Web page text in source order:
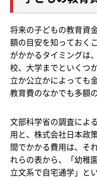
将来の子どもの教育資
額の目安を知っておく
がかかるタイミングは
校、大学までといくつ
立か公立かによっても
教育費のなかでも多額
文部科学省の調査によ
用と、株式会社日本政
間でかかる費用は、そ
れらの表から、「幼稚
立文系で自宅通学」と